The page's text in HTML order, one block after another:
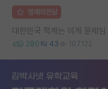
명예의전당
대한민국 학계는 이게 문제임
280 43 107122